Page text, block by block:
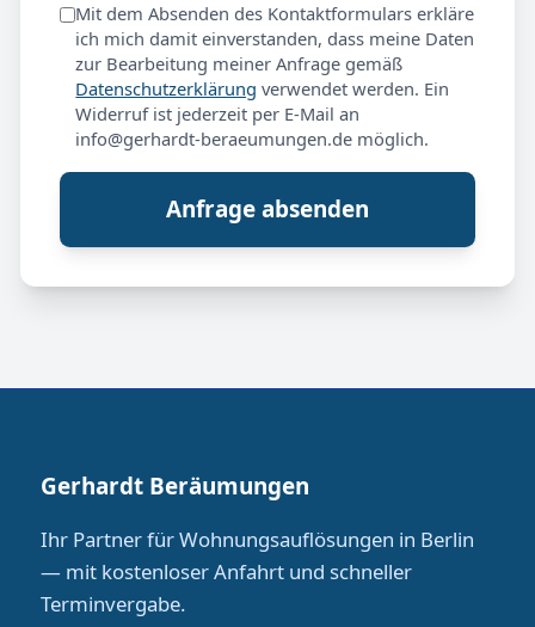
Mit dem Absenden des Kontaktformulars erkläre
ich mich damit einverstanden, dass meine Daten
zur Bearbeitung meiner Anfrage gemäß
Datenschutzerklärung verwendet werden. Ein
Widerruf ist jederzeit per E-Mail an
info@gerhardt-beraeumungen.de möglich.
Anfrage absenden
Gerhardt Beräumungen
Ihr Partner für Wohnungsauflösungen in Berlin
— mit kostenloser Anfahrt und schneller
Terminvergabe.